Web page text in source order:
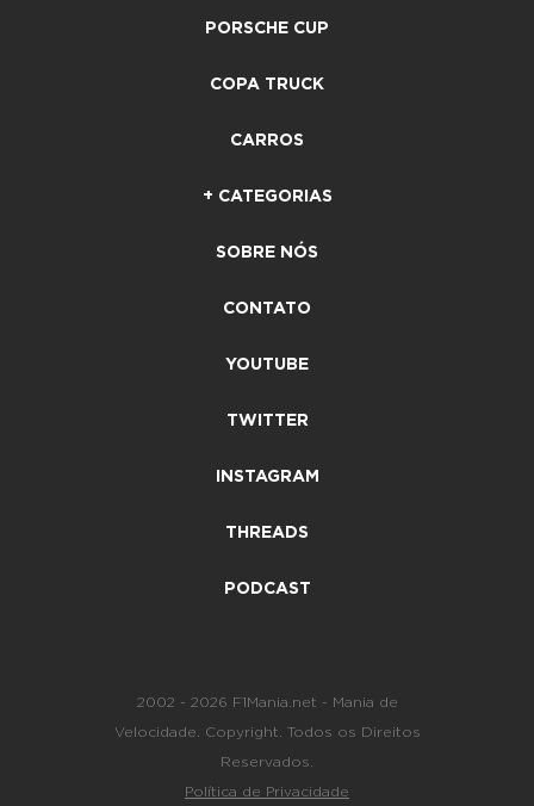
PORSCHE CUP
COPA TRUCK
CARROS
+ CATEGORIAS
SOBRE NÓS
CONTATO
YOUTUBE
TWITTER
INSTAGRAM
THREADS
PODCAST
2002 - 2026 F1Mania.net - Mania de
Velocidade. Copyright. Todos os Direitos
Reservados.
Política de Privacidade